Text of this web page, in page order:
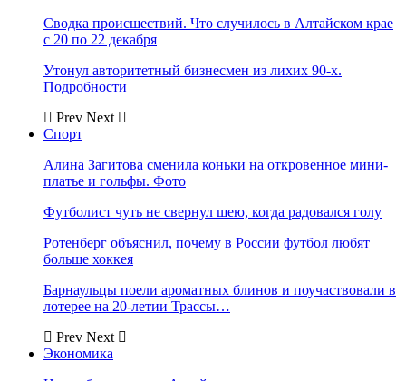
Сводка происшествий. Что случилось в Алтайском крае
с 20 по 22 декабря
Утонул авторитетный бизнесмен из лихих 90-х.
Подробности
Prev Next
Спорт
Алина Загитова сменила коньки на откровенное мини-
платье и гольфы. Фото
Футболист чуть не свернул шею, когда радовался голу
Ротенберг объяснил, почему в России футбол любят
больше хоккея
Барнаульцы поели ароматных блинов и поучаствовали в
лотерее на 20-летии Трассы…
Prev Next
Экономика